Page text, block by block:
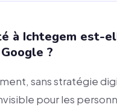
à Ichtegem est-
?
sans stratégie
pour les